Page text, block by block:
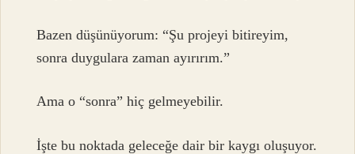
Bazen düşünüyorum: “Şu projeyi bitireyim,
sonra duygulara zaman ayırırım.”
Ama o “sonra” hiç gelmeyebilir.
İşte bu noktada geleceğe dair bir kaygı oluşuyor.